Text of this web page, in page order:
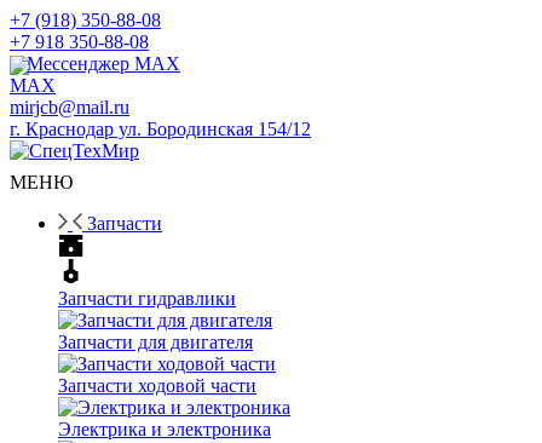
+7 (918) 350-88-08
+7 918 350-88-08
Мессенджер MAX
mirjcb@mail.ru
г. Краснодар ул. Бородинская 154/12
МЕНЮ
Запчасти
Запчасти гидравлики
Запчасти для двигателя
Запчасти ходовой части
Электрика и электроника